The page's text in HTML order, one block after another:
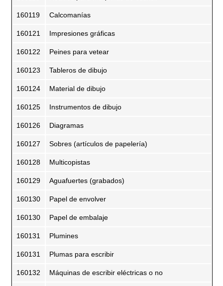
160119 Calcomanías
160121 Impresiones gráficas
160122 Peines para vetear
160123 Tableros de dibujo
160124 Material de dibujo
160125 Instrumentos de dibujo
160126 Diagramas
160127 Sobres (artículos de papelería)
160128 Multicopistas
160129 Aguafuertes (grabados)
160130 Papel de envolver
160130 Papel de embalaje
160131 Plumines
160131 Plumas para escribir
160132 Máquinas de escribir eléctricas o no